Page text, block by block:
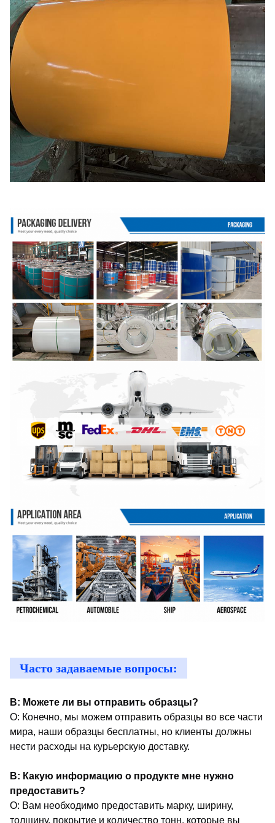
Часто задаваемые вопросы:
В: Можете ли вы отправить образцы?
О: Конечно, мы можем отправить образцы во все части
мира, наши образцы бесплатны, но клиенты должны
нести расходы на курьерскую доставку.
В: Какую информацию о продукте мне нужно
предоставить?
О: Вам необходимо предоставить марку, ширину,
толщину, покрытие и количество тонн, которые вы